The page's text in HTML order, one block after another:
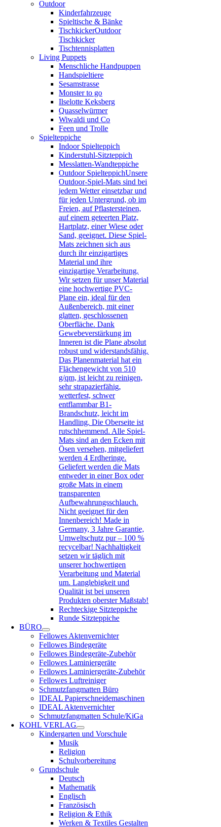
Outdoor
Kinderfahrzeuge
Spieltische & Bänke
TischkickerOutdoor
Tischkicker
Tischtennisplatten
Living Puppets
Menschliche Handpuppen
Handspieltiere
Sesamstrasse
Monster to go
Ilselotte Keksberg
Quasselwürmer
Wiwaldi und Co
Feen und Trolle
Spielteppiche
Indoor Spielteppich
Kinderstuhl-Sitzteppich
Messlatten-Wandteppiche
Outdoor SpielteppichUnsere
Outdoor-Spiel-Mats sind bei
jedem Wetter einsetzbar und
für jeden Untergrund, ob im
Freien, auf Pflastersteinen,
auf einem geteerten Platz,
Hartplatz, einer Wiese oder
Sand, geeignet. Diese Spiel-
Mats zeichnen sich aus
durch ihr einzigartiges
Material und ihre
einzigartige Verarbeitung.
Wir setzen für unser Material
eine hochwertige PVC-
Plane ein, ideal für den
Außenbereich, mit einer
glatten, geschlossenen
Oberfläche. Dank
Gewebeverstärkung im
Inneren ist die Plane absolut
robust und widerstandsfähig.
Das Planenmaterial hat ein
Flächengewicht von 510
g/qm, ist leicht zu reinigen,
sehr strapazierfähig,
wetterfest, schwer
entflammbar B1-
Brandschutz, leicht im
Handling. Die Oberseite ist
rutschhemmend. Alle Spiel-
Mats sind an den Ecken mit
Ösen versehen, mitgeliefert
werden 4 Erdheringe.
Geliefert werden die Mats
entweder in einer Box oder
große Mats in einem
transparenten
Aufbewahrungsschlauch.
Nicht geeignet für den
Innenbereich! Made in
Germany, 3 Jahre Garantie,
Umweltschutz pur – 100 %
recycelbar! Nachhaltigkeit
setzen wir täglich mit
unserer hochwertigen
Verarbeitung und Material
um. Langlebigkeit und
Qualität ist bei unseren
Produkten oberster Maßstab!
Rechteckige Sitzteppiche
Runde Sitzteppiche
BÜRO
Fellowes Aktenvernichter
Fellowes Bindegeräte
Fellowes Bindegeräte-Zubehör
Fellowes Laminiergeräte
Fellowes Laminiergeräte-Zubehör
Fellowes Luftreiniger
Schmutzfangmatten Büro
IDEAL Papierschneidemaschinen
IDEAL Aktenvernichter
Schmutzfangmatten Schule/KiGa
KOHL VERLAG
Kindergarten und Vorschule
Musik
Religion
Schulvorbereitung
Grundschule
Deutsch
Mathematik
Englisch
Französisch
Religion & Ethik
Werken & Textiles Gestalten